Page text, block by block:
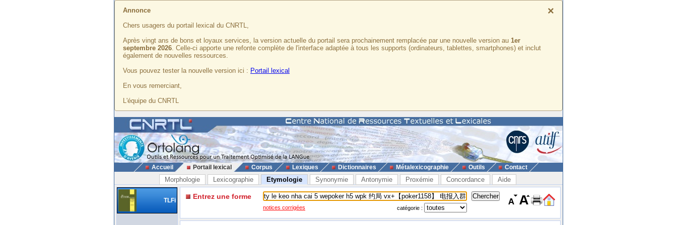
×
Annonce
Chers usagers du portail lexical du CNRTL,
Après vingt ans de bons et loyaux services, la version actuelle du portail sera prochainement remplacée par une nouvelle version au 1er
septembre 2026. Celle-ci apporte une refonte complète de l'interface adaptée à tous les supports (ordinateurs, tablettes, smartphones) et inclut
également de nouvelles ressources.
Vous pouvez tester la nouvelle version ici : Portail lexical
En vous remerciant,
L'équipe du CNRTL
Accueil Portail lexical Corpus Lexiques Dictionnaires Métalexicographie Outils Contact
Morphologie Lexicographie Etymologie Synonymie Antonymie Proxémie Concordance Aide
TLFi Entrez une forme
notices corrigées catégorie :